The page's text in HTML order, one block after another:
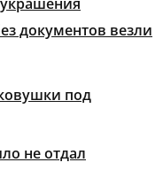
под
не отдал